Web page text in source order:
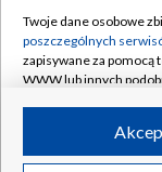
Rada
System NOS
Informacje o
Program dla
©2026
Twoje dane osobowe
poszczególnych
zapisywane za pomocą
WWW lub innych
ruchu w Internecie.